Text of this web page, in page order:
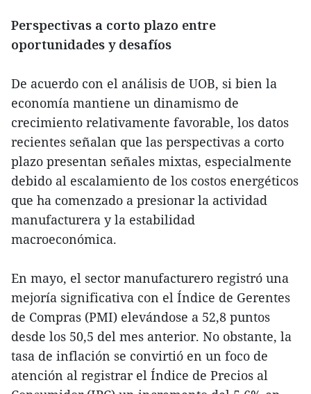
Perspectivas a corto plazo entre
oportunidades y desafíos
De acuerdo con el análisis de UOB, si bien la
economía mantiene un dinamismo de
crecimiento relativamente favorable, los datos
recientes señalan que las perspectivas a corto
plazo presentan señales mixtas, especialmente
debido al escalamiento de los costos energéticos
que ha comenzado a presionar la actividad
manufacturera y la estabilidad
macroeconómica.
En mayo, el sector manufacturero registró una
mejoría significativa con el Índice de Gerentes
de Compras (PMI) elevándose a 52,8 puntos
desde los 50,5 del mes anterior. No obstante, la
tasa de inflación se convirtió en un foco de
atención al registrar el Índice de Precios al